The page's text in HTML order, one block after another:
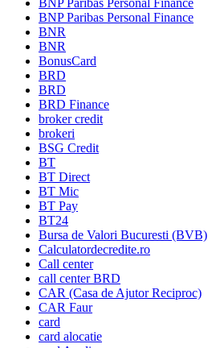
BNP Paribas Personal Finance
BNP Paribas Personal Finance
BNR
BNR
BonusCard
BRD
BRD
BRD Finance
broker credit
brokeri
BSG Credit
BT
BT Direct
BT Mic
BT Pay
BT24
Bursa de Valori Bucuresti (BVB)
Calculatordecredite.ro
Call center
call center BRD
CAR (Casa de Ajutor Reciproc)
CAR Faur
card
card alocatie